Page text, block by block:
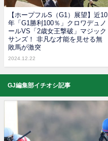
【ホープフルS（G1）展望】近10
年「G1勝利100％」クロワデュノ
ールVS「2歳女王撃破」マジック
サンズ！ 非凡な才能を見せる無
敗馬が激突
2024.12.22
GJ編集部イチオシ記事